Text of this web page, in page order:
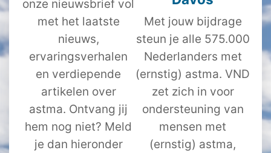
onze nieuwsbrief vol
met het laatste
nieuws,
ervaringsverhalen
en verdiepende
artikelen over
astma. Ontvang jij
hem nog niet? Meld
je dan hieronder
Met jouw bijdrage
steun je alle 575.000
Nederlanders met
(ernstig) astma. VND
zet zich in voor
ondersteuning van
mensen met
(ernstig) astma,